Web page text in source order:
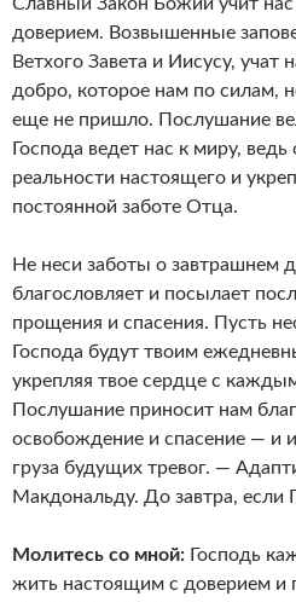
доверием. Возвышенные
Ветхого Завета и Иисусу, учат
добро, которое нам по силам,
еще не пришло. Послушание
Господа ведет нас к миру,
реальности настоящего и
постоянной заботе Отца.
Не неси заботы о завтрашнем
благословляет и посылает
прощения и спасения. Пусть
Господа будут твоим
укрепляя твое сердце с
Послушание приносит нам
освобождение и спасение — и
груза будущих тревог. —
Макдональду. До завтра, если
Молитесь со мной: Господь
жить настоящим с доверием и